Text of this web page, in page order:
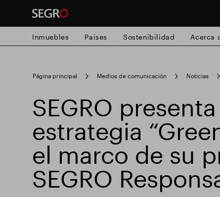
search
for
Búsqueda popular
Responsable SEGRO Finca comercial
Parque inteligente
Inmuebles Países Sostenibilidad Acerca
Página principal Medios de comunicación Noticias
SEGRO
estrategia
el marco de su
SEGRO